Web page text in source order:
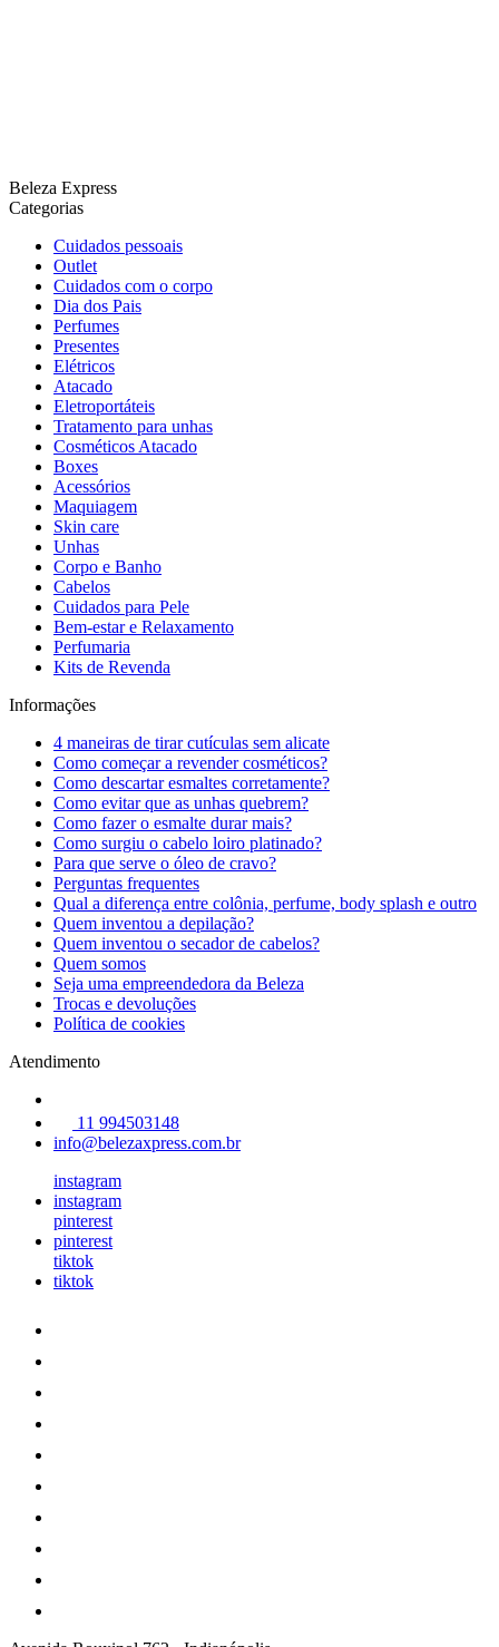
Beleza Express
Categorias
Cuidados pessoais
Outlet
Cuidados com o corpo
Dia dos Pais
Perfumes
Presentes
Elétricos
Atacado
Eletroportáteis
Tratamento para unhas
Cosméticos Atacado
Boxes
Acessórios
Maquiagem
Skin care
Unhas
Corpo e Banho
Cabelos
Cuidados para Pele
Bem-estar e Relaxamento
Perfumaria
Kits de Revenda
Informações
4 maneiras de tirar cutículas sem alicate
Como começar a revender cosméticos?
Como descartar esmaltes corretamente?
Como evitar que as unhas quebrem?
Como fazer o esmalte durar mais?
Como surgiu o cabelo loiro platinado?
Para que serve o óleo de cravo?
Perguntas frequentes
Qual a diferença entre colônia, perfume, body splash e outro
Quem inventou a depilação?
Quem inventou o secador de cabelos?
Quem somos
Seja uma empreendedora da Beleza
Trocas e devoluções
Política de cookies
Atendimento
11 994503148
info@belezaxpress.com.br
instagram
instagram
pinterest
pinterest
tiktok
tiktok